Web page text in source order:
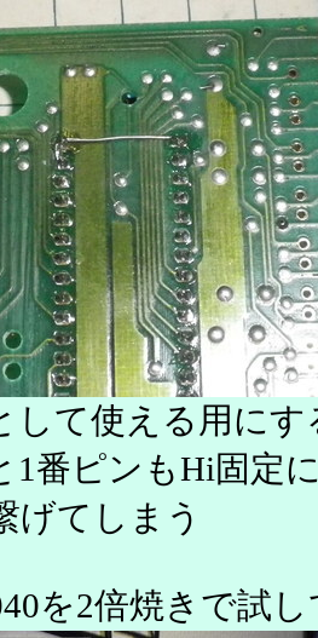
して使える用に
1番ピンもHi固定
げてしまう
を2倍焼きで試